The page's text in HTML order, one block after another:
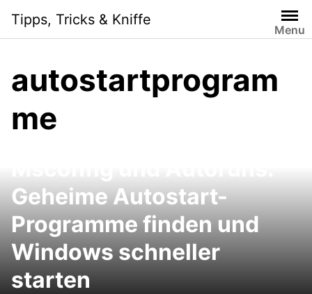
content
Tipps, Tricks & Kniffe
Menu
autostartprogram
me
Geheime Autostart-
Programme finden und
Windows schneller
starten